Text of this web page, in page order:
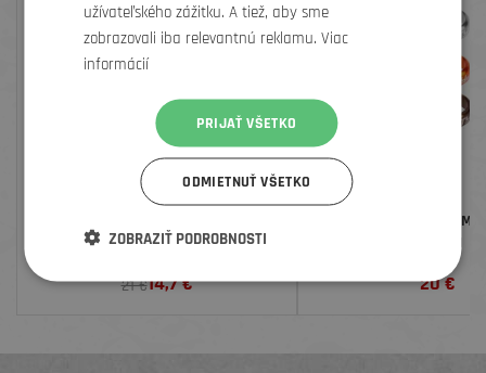
21 €14,7€
DEITY SEDLOVÁ
20€
užívateľského zážitku. A tiež, aby sme
zobrazovali iba relevantnú reklamu. Viac
informácií
PRIJAŤ VŠETKO
ODMIETNUŤ VŠETKO
ZOBRAZIŤ PODROBNOSTI